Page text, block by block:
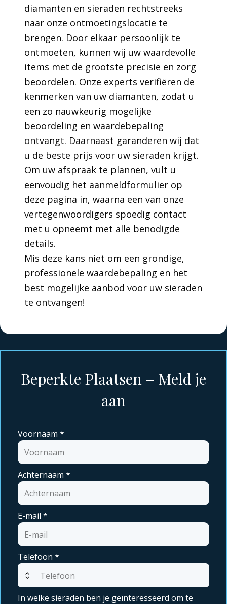
diamanten en sieraden rechtstreeks
naar onze ontmoetingslocatie te
brengen. Door elkaar persoonlijk te
ontmoeten, kunnen wij uw waardevolle
items met de grootste precisie en zorg
beoordelen. Onze experts verifiëren de
kenmerken van uw diamanten, zodat u
een zo nauwkeurig mogelijke
beoordeling en waardebepaling
ontvangt. Daarnaast garanderen wij dat
u de beste prijs voor uw sieraden krijgt.
Om uw afspraak te plannen, vult u
eenvoudig het aanmeldformulier op
deze pagina in, waarna een van onze
vertegenwoordigers spoedig contact
met u opneemt met alle benodigde
details.
Mis deze kans niet om een grondige,
professionele waardebepaling en het
best mogelijke aanbod voor uw sieraden
te ontvangen!
Beperkte Plaatsen – Meld je
aan
Voornaam *
Achternaam *
E-mail *
Telefoon *
expand_all
In welke sieraden ben je geïnteresseerd om te